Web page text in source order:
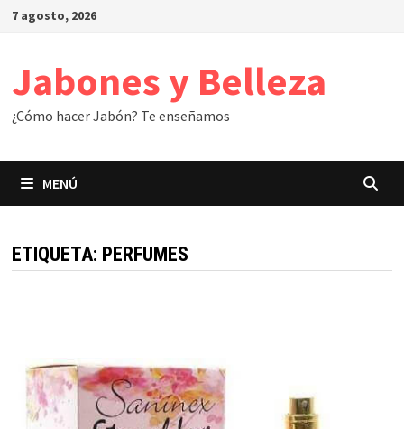
Saltar
7 agosto, 2026
Jabones y Belleza
¿Cómo hacer Jabón? Te enseñamos
MENÚ
ETIQUETA: PERFUMES